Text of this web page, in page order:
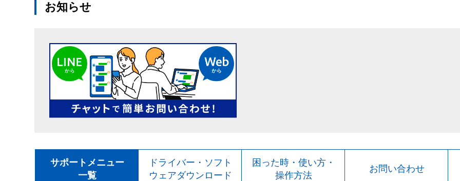
お知らせ
サポートメニュー
一覧
ドライバー・ソフト
ウェアダウンロード
困った時・使い方・
操作方法
お問い合わせ